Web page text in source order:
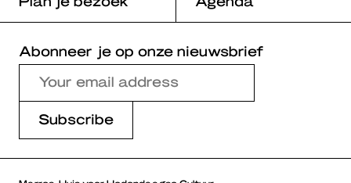
Abonneer je op onze nieuwsbrief